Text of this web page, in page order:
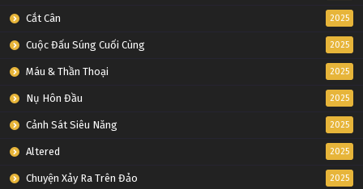
Cắt Cân 2025
Cuộc Đấu Súng Cuối Cùng 2025
Máu & Thần Thoại 2025
Nụ Hôn Đầu 2025
Cảnh Sát Siêu Năng 2025
Altered 2025
Chuyện Xảy Ra Trên Đảo 2025